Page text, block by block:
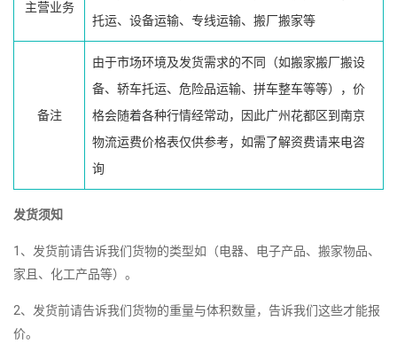
主营业务
托运、设备运输、专线运输、搬厂搬家等
备注
由于市场环境及发货需求的不同（如搬家搬厂搬设
备、轿车托运、危险品运输、拼车整车等等），价
格会随着各种行情经常动，因此广州花都区到南京
物流运费价格表仅供参考，如需了解资费请来电咨
询
发货须知
1、发货前请告诉我们货物的类型如（电器、电子产品、搬家物品、
家且、化工产品等）。
2、发货前请告诉我们货物的重量与体积数量，告诉我们这些才能报
价。